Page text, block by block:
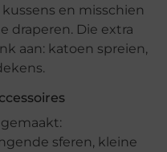
en misschien
draperen. Die extra
aan: katoen spreien,
sferen, kleine